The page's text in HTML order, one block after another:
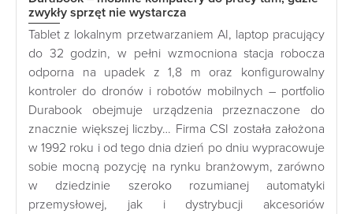
zwykły sprzęt nie wystarcza
Tablet z lokalnym przetwarzaniem AI, laptop pracujący
do 32 godzin, w pełni wzmocniona stacja robocza
odporna na upadek z 1,8 m oraz konfigurowalny
kontroler do dronów i robotów mobilnych – portfolio
Durabook obejmuje urządzenia przeznaczone do
znacznie większej liczby… Firma CSI została założona
w 1992 roku i od tego dnia dzień po dniu wypracowuje
sobie mocną pozycję na rynku branżowym, zarówno
w dziedzinie szeroko rozumianej automatyki
przemysłowej, jak i dystrybucji akcesoriów